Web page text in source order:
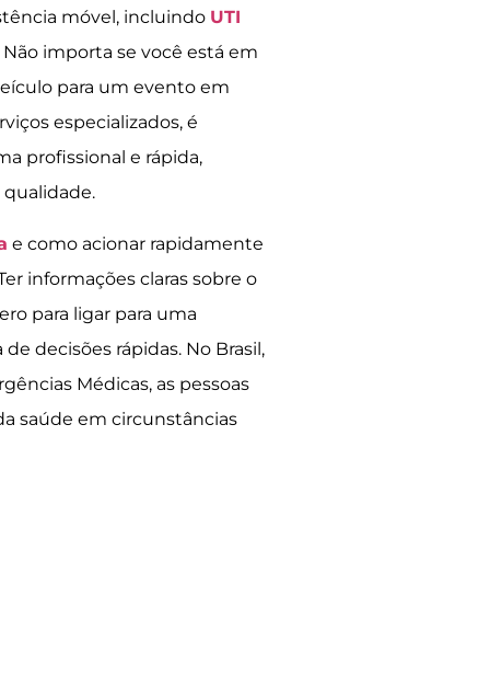
móvel, incluindo UTI
importa se você está em
para um evento em
especializados, é
profissional e rápida,
e como acionar rapidamente
informações claras sobre o
para ligar para uma
decisões rápidas. No Brasil,
Médicas, as pessoas
saúde em circunstâncias